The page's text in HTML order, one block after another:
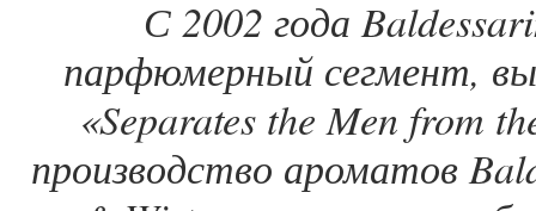
С 2002 года
парфюмерный сегмент,
«Separates the Men from
производство ароматов